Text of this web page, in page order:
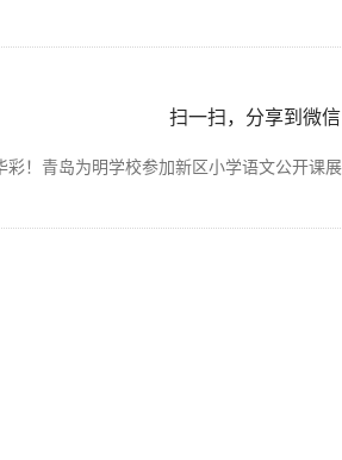
扫一扫，分享到微信